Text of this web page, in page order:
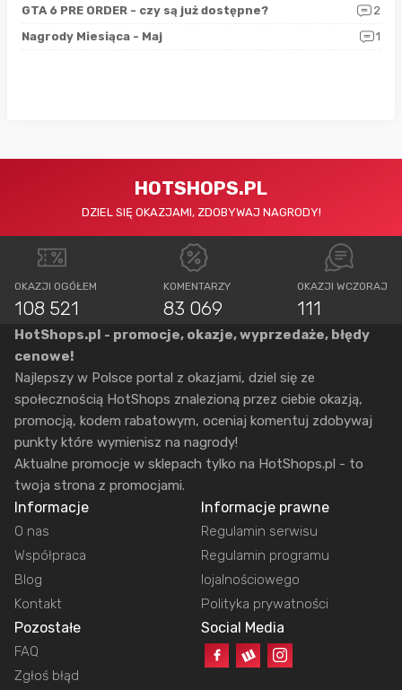
GTA 6 PRE ORDER - czy są już dostępne?
2
Nagrody Miesiąca - Maj
1
HOTSHOPS.PL
DZIEL SIĘ OKAZJAMI, ZDOBYWAJ NAGRODY!
OKAZJI OGÓŁEM
108 521
KOMENTARZY
83 069
OKAZJI WCZORAJ
111
HotShops.pl - promocje, okazje, wyprzedaże, błędy
cenowe!
Najlepszy w Polsce portal z okazjami, dziel się ze
społecznością HotShops znalezioną przez ciebie okazją,
promocją, kodem rabatowym, oceniaj komentuj zdobywaj
punkty które wymienisz na nagrody!
Aktualne promocje w sklepach tylko na HotShops.pl - to
twoja strona z promocjami.
Informacje
O nas
Współpraca
Blog
Kontakt
Informacje prawne
Regulamin serwisu
Regulamin programu
lojalnościowego
Polityka prywatności
Pozostałe
FAQ
Zgłoś błąd
Social Media